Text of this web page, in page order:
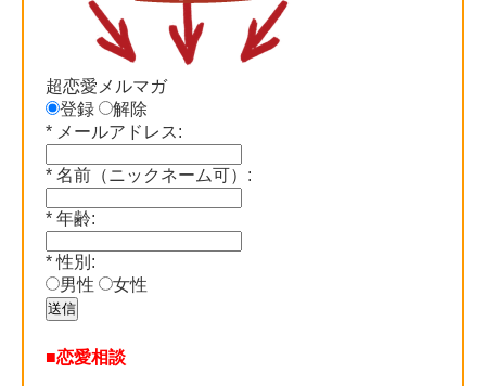
超恋愛メルマガ
登録
解除
* メールアドレス:
* 名前（ニックネーム可）:
* 年齢:
* 性別:
男性
女性
■恋愛相談